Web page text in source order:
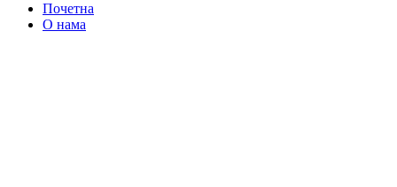
Почетна
О нама